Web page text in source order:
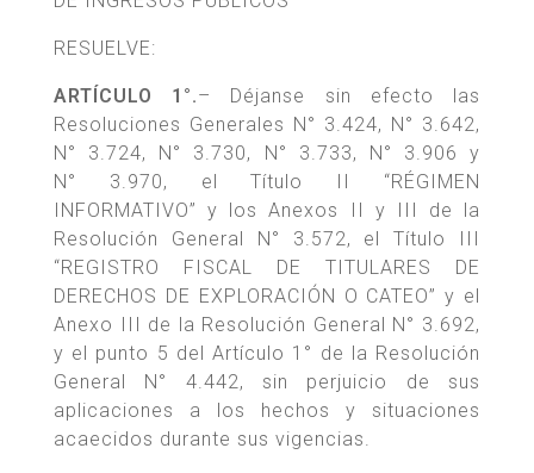
RESUELVE:
ARTÍCULO 1°.– Déjanse sin efecto las
Resoluciones Generales N° 3.424, N° 3.642,
N° 3.724, N° 3.730, N° 3.733, N° 3.906 y
N° 3.970, el Título II “RÉGIMEN
INFORMATIVO” y los Anexos II y III de la
Resolución General N° 3.572, el Título III
“REGISTRO FISCAL DE TITULARES DE
DERECHOS DE EXPLORACIÓN O CATEO” y el
Anexo III de la Resolución General N° 3.692,
y el punto 5 del Artículo 1° de la Resolución
General N° 4.442, sin perjuicio de sus
aplicaciones a los hechos y situaciones
acaecidos durante sus vigencias.